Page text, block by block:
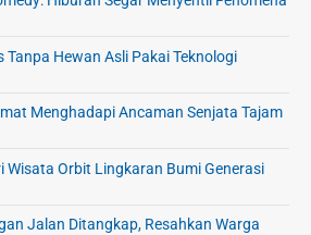
Tanpa Hewan Asli Pakai Teknologi
Menghadapi Ancaman Senjata Tajam
Wisata Orbit Lingkaran Bumi Generasi
Jalan Ditangkap, Resahkan Warga